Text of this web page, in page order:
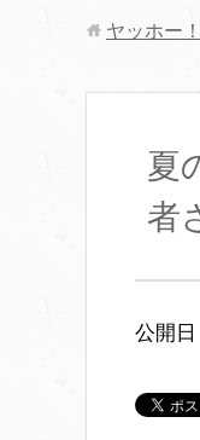
ヤッホー
夏
者
公開日